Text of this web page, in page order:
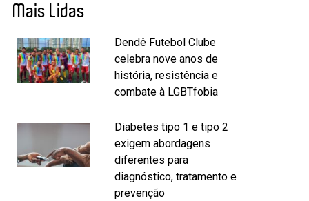
Mais Lidas
Dendê Futebol Clube
celebra nove anos de
história, resistência e
combate à LGBTfobia
Diabetes tipo 1 e tipo 2
exigem abordagens
diferentes para
diagnóstico, tratamento e
prevenção